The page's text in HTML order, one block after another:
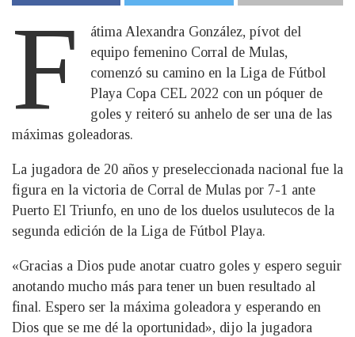
F
átima Alexandra González, pívot del
equipo femenino Corral de Mulas,
comenzó su camino en la Liga de Fútbol
Playa Copa CEL 2022 con un póquer de
goles y reiteró su anhelo de ser una de las
máximas goleadoras.
La jugadora de 20 años y preseleccionada nacional fue la
figura en la victoria de Corral de Mulas por 7-1 ante
Puerto El Triunfo, en uno de los duelos usulutecos de la
segunda edición de la Liga de Fútbol Playa.
«Gracias a Dios pude anotar cuatro goles y espero seguir
anotando mucho más para tener un buen resultado al
final. Espero ser la máxima goleadora y esperando en
Dios que se me dé la oportunidad», dijo la jugadora